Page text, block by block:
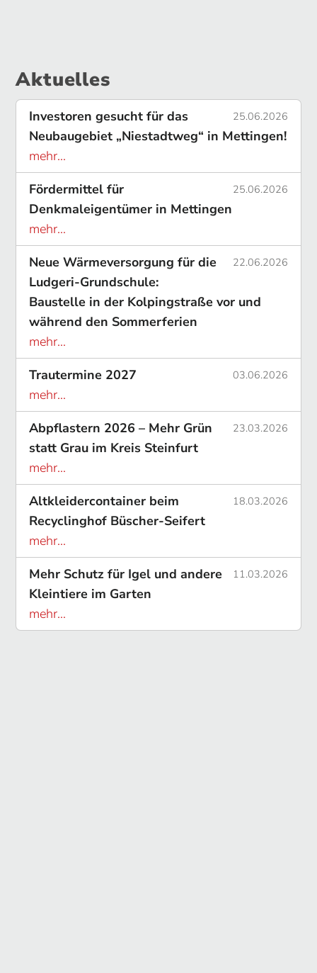
Aktuelles
25.06.2026
Investoren gesucht für das
Neubaugebiet „Niestadtweg“ in Mettingen!
mehr...
25.06.2026
Fördermittel für
Denkmaleigentümer in Mettingen
mehr...
22.06.2026
Neue Wärmeversorgung für die
Ludgeri-Grundschule:
Baustelle in der Kolpingstraße vor und
während den Sommerferien
mehr...
03.06.2026
Trautermine 2027
mehr...
23.03.2026
Abpflastern 2026 – Mehr Grün
statt Grau im Kreis Steinfurt
mehr...
18.03.2026
Altkleidercontainer beim
Recyclinghof Büscher-Seifert
mehr...
11.03.2026
Mehr Schutz für Igel und andere
Kleintiere im Garten
mehr...